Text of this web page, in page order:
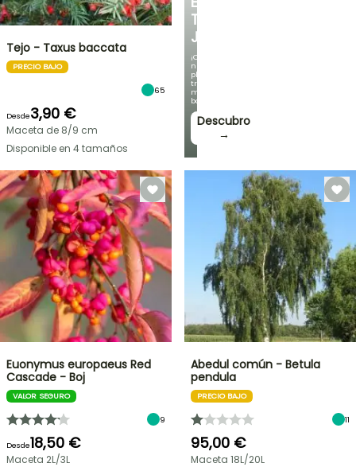
TU
JARDÍN
¡Con
nuestras
plantas
trepadoras
más
bonitas!
Descubro
→
Tejo - Taxus baccata
PRECIO BAJO
65
Desde3,90 €
Maceta de 8/9 cm
Disponible en 4 tamaños
Euonymus europaeus Red
Cascade - Boj
VALOR SEGURO
9
Desde18,50 €
Maceta 2L/3L
Abedul común - Betula
pendula
PRECIO BAJO
11
95,00 €
Maceta 18L/20L